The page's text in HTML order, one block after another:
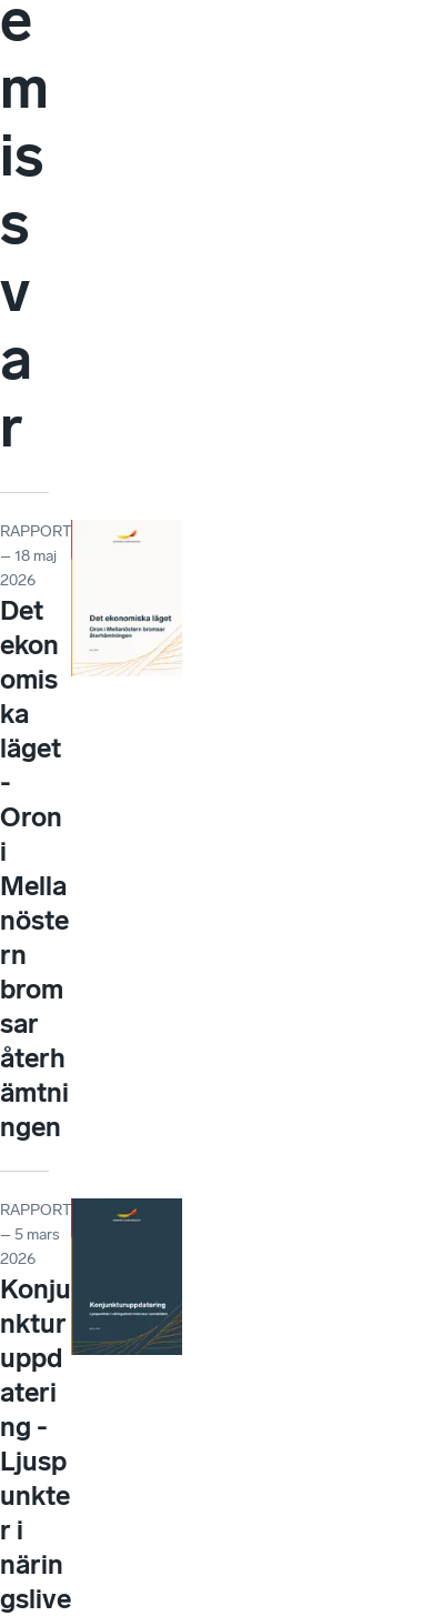
e
m
is
s
v
a
r
RAPPORT
– 18 maj
2026
Det
ekon
omis
ka
läget
-
Oron
i
Mella
nöste
rn
brom
sar
återh
ämtni
ngen
RAPPORT
– 5 mars
2026
Konju
nktur
uppd
ateri
ng -
Ljusp
unkte
r i
närin
gslive